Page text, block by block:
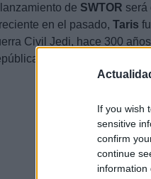
If you wish
sensitive
confirm
continue
information
de SWTOR será
en el pasado, Taris
Civil Jedi, hace 300
ha llevado a cabo